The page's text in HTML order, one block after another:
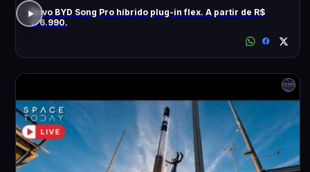
Novo BYD Song Pro híbrido plug-in flex. A partir de R$
176.990.